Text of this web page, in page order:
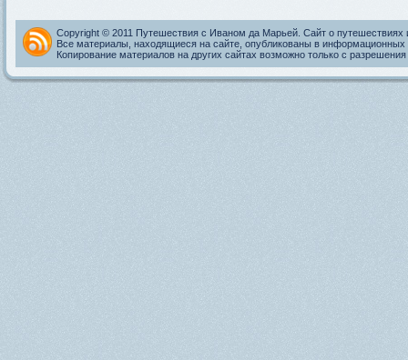
Copyright © 2011 Путешествия с Иваном да Марьей. Сайт о путешествиях
Все материалы, находящиеся на сайте, опубликованы в информационных
Копирование материалов на других сайтах возможно только с разрешения